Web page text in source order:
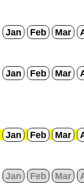
Jan Feb Mar
Jan Feb Mar
Jan Feb Mar
Jan Feb Mar